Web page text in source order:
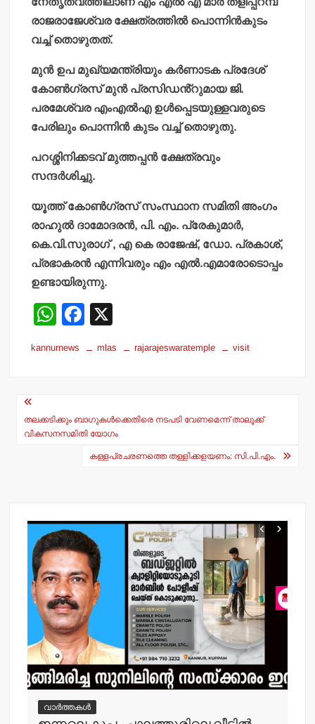
രാജരാജേശ്വര ക്ഷേത്രത്തിൽ പൊന്നിൻകുടം
വച്ച് തൊഴുതത്.
മുൻ ഉപ മുഖ്യമന്ത്രിയും കർണാടക പ്രദേശ്
കോൺഗ്രസ്‌ മുൻ പ്രസിഡൻ്റുമായ ജി.
പരമേശ്വര എംഎൽഎ ഉൾപ്പെടയുള്ളവരുടെ
പേരിലും പൊന്നിൻ കുടം വച്ച് തൊഴുതു.
പറശ്ശിനിക്കടവ് മുത്തപ്പൻ ക്ഷേത്രവും
സന്ദർശിച്ചു.
യൂത്ത് കോൺഗ്രസ് സംസ്ഥാന സമിതി അംഗം
രാഹുൽ ദാമോദരൻ, പി. എം. പ്രേകുമാർ,
കെ.വി.സുരാഗ് , എ കെ രാജേഷ്, ഡോ. പ്രകാശ്,
പ്രഭാകരൻ എന്നിവരും എം എൽ.എമാരോടൊപ്പം
ഉണ്ടായിരുന്നു.
W
at
p
F
c
o
o
kannurnews mlas rajarajeswaratemple visit
Post
navigation
തലക്കടിക്കും ബാഗുകള്‍ക്കെതിരെ നടപടി വേണമെന്ന് താലൂക്ക്
വികസനസമിതി യോഗം
കള്ളപ്രചരണത്തെ തള്ളിക്കളയണം: സി.പി.എം.
വാർത്തകൾ